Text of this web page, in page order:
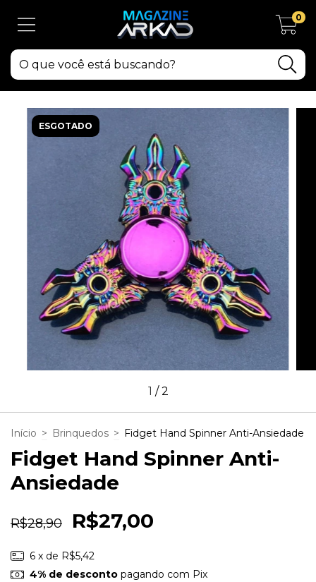
0
ESGOTADO
1 /2
Início > Brinquedos > Fidget Hand Spinner Anti-Ansiedade
Fidget Hand Spinner Anti-
Ansiedade
R$28,90 R$27,00
6 x de R$5,42
4% de descontopagando com Pix